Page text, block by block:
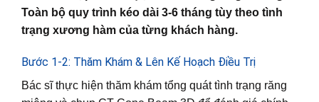
Toàn bộ quy trình kéo dài 3-6 tháng tùy theo tình
trạng xương hàm của từng khách hàng.
Bước 1-2: Thăm Khám & Lên Kế Hoạch Điều Trị
Bác sĩ thực hiện thăm khám tổng quát tình trạng răng